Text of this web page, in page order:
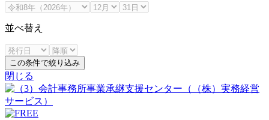
並べ替え
この条件で絞り込み
閉じる